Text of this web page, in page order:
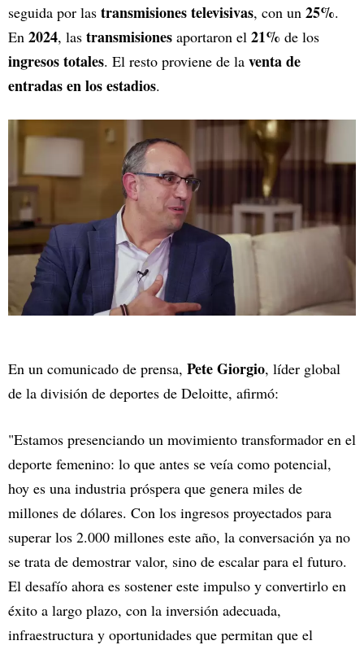
seguida por las transmisiones televisivas, con un 25%.
En 2024, las transmisiones aportaron el 21% de los
ingresos totales. El resto proviene de la venta de
entradas en los estadios.
En un comunicado de prensa, Pete Giorgio, líder global
de la división de deportes de Deloitte, afirmó:
"Estamos presenciando un movimiento transformador en el
deporte femenino: lo que antes se veía como potencial,
hoy es una industria próspera que genera miles de
millones de dólares. Con los ingresos proyectados para
superar los 2.000 millones este año, la conversación ya no
se trata de demostrar valor, sino de escalar para el futuro.
El desafío ahora es sostener este impulso y convertirlo en
éxito a largo plazo, con la inversión adecuada,
infraestructura y oportunidades que permitan que el